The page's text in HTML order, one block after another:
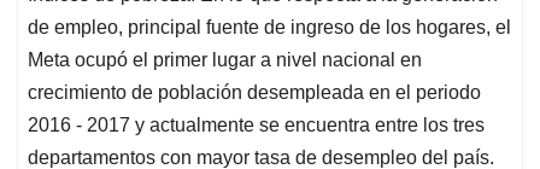
de empleo, principal fuente de ingreso de los hogares, el
Meta ocupó el primer lugar a nivel nacional en
crecimiento de población desempleada en el periodo
2016 - 2017 y actualmente se encuentra entre los tres
departamentos con mayor tasa de desempleo del país.